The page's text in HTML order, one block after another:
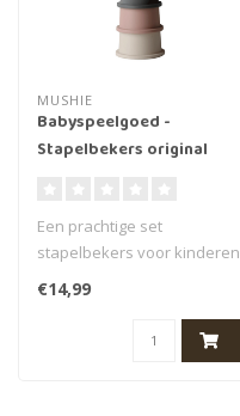
MUSHIE
Babyspeelgoed -
Stapelbekers original
Een prachtige set
stapelbekers voor kinderen
'stacking cups original' van
het me..
€14,99